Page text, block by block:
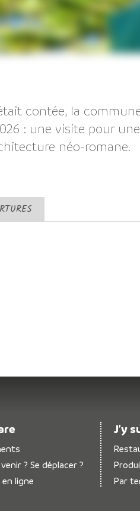
contée, la
: une visite pour une
néo-romane.
? Se déplacer ?
ligne
J’y
Par